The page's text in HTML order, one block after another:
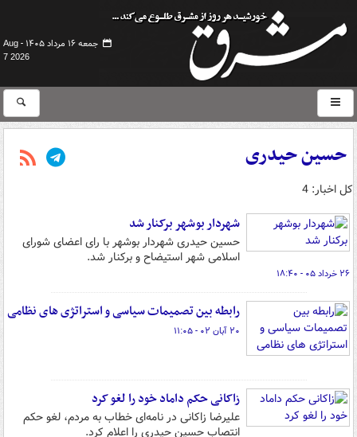
جمعه ۱۶ مرداد ۱۴۰۵ -
Aug
7 2026
حسین حیدری
کل اخبار: 4
شهردار بوشهر برکنار شد
حسین حیدری شهردار بوشهر با رای اعضای شورای
اسلامی شهر استیضاح و برکنار شد.
۲۶ خرداد ۰۵ - ۱۸:۴۰
رابطه بین تصمیمات سیاسی و استراتژی های نظامی
۲۰ آبان ۰۲ - ۱۱:۰۵
زاکانی حکم داماد خود را لغو کرد
علیرضا زاکانی در نامه‌ای خطاب به مردم، لغو حکم
انتصاب حسین حیدری را اعلام کرد.